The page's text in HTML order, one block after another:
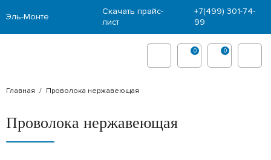
Эль-Монте
Скачать прайс-
лист
+7(499) 301-74-
99
0 0
Главная Проволока нержавеющая
Проволока нержавеющая